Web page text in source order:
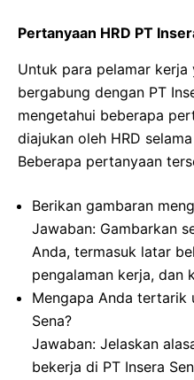
Pertanyaan HRD PT
Untuk para pelamar
bergabung dengan PT
mengetahui beberapa
diajukan oleh HRD
Beberapa pertanyaan
Berikan gambaran
Jawaban: Gambarkan
Anda, termasuk latar
pengalaman kerja, dan
Mengapa Anda tertarik
Sena?
Jawaban: Jelaskan
bekerja di PT Insera